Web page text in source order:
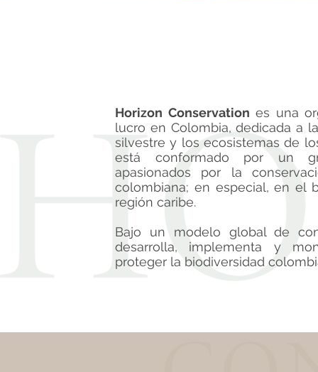
Horizon Conservation es una
lucro en Colombia, dedicada a
silvestre y los ecosistemas de
está conformado por un
apasionados por la
colombiana; en especial, en el
región caribe.
Bajo un modelo global de
desarrolla, implementa y
proteger la biodiversidad